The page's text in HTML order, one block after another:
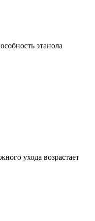
этанола
ухода возрастает